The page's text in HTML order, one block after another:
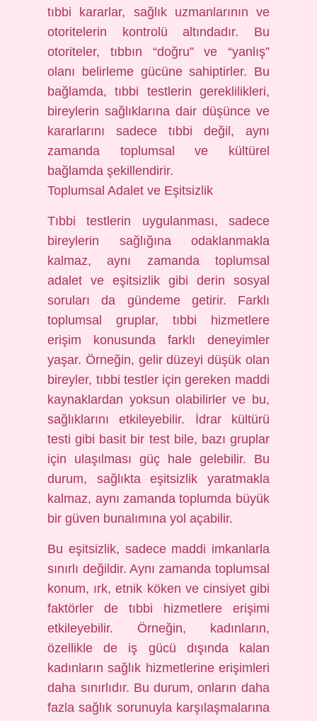
tıbbi kararlar, sağlık uzmanlarının ve
otoritelerin kontrolü altındadır. Bu
otoriteler, tıbbın “doğru” ve “yanlış”
olanı belirleme gücüne sahiptirler. Bu
bağlamda, tıbbi testlerin gereklilikleri,
bireylerin sağlıklarına dair düşünce ve
kararlarını sadece tıbbi değil, aynı
zamanda toplumsal ve kültürel
bağlamda şekillendirir.
Toplumsal Adalet ve Eşitsizlik
Tıbbi testlerin uygulanması, sadece
bireylerin sağlığına odaklanmakla
kalmaz, aynı zamanda toplumsal
adalet ve eşitsizlik gibi derin sosyal
soruları da gündeme getirir. Farklı
toplumsal gruplar, tıbbi hizmetlere
erişim konusunda farklı deneyimler
yaşar. Örneğin, gelir düzeyi düşük olan
bireyler, tıbbi testler için gereken maddi
kaynaklardan yoksun olabilirler ve bu,
sağlıklarını etkileyebilir. İdrar kültürü
testi gibi basit bir test bile, bazı gruplar
için ulaşılması güç hale gelebilir. Bu
durum, sağlıkta eşitsizlik yaratmakla
kalmaz, aynı zamanda toplumda büyük
bir güven bunalımına yol açabilir.
Bu eşitsizlik, sadece maddi imkanlarla
sınırlı değildir. Aynı zamanda toplumsal
konum, ırk, etnik köken ve cinsiyet gibi
faktörler de tıbbi hizmetlere erişimi
etkileyebilir. Örneğin, kadınların,
özellikle de iş gücü dışında kalan
kadınların sağlık hizmetlerine erişimleri
daha sınırlıdır. Bu durum, onların daha
fazla sağlık sorunuyla karşılaşmalarına